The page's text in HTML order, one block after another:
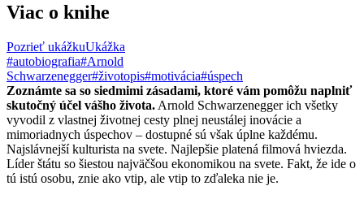
Viac o knihe
Pozrieť ukážkuUkážka
#autobiografia#Arnold
Schwarzenegger#životopis#motivácia#úspech
Zoznámte sa so siedmimi zásadami, ktoré vám pomôžu naplniť
skutočný účel vášho života. Arnold Schwarzenegger ich všetky
vyvodil z vlastnej životnej cesty plnej neustálej inovácie a
mimoriadnych úspechov – dostupné sú však úplne každému.
Najslávnejší kulturista na svete. Najlepšie platená filmová hviezda.
Líder štátu so šiestou najväčšou ekonomikou na svete. Fakt, že ide o
tú istú osobu, znie ako vtip, ale vtip to zďaleka nie je.